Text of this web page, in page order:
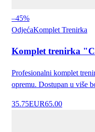
–45%
OdjećaKomplet Trenirka
Komplet trenirka
Profesionalni komplet
opremu. Dostupan u više
35.75EUR65.00